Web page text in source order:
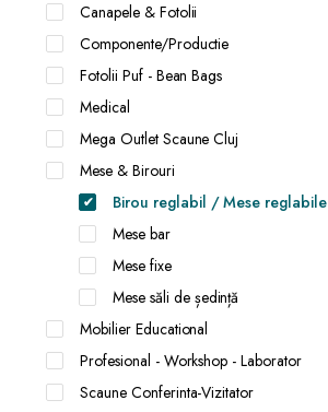
Canapele & Fotolii
Componente/Productie
Fotolii Puf - Bean Bags
Medical
Mega Outlet Scaune Cluj
Mese & Birouri
Birou reglabil / Mese reglabile
Mese bar
Mese fixe
Mese săli de ședință
Mobilier Educational
Profesional - Workshop - Laborator
Scaune Conferinta-Vizitator